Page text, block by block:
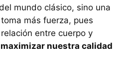
mundo clásico, sino una
más fuerza, pues
entre cuerpo y
maximizar nuestra calidad